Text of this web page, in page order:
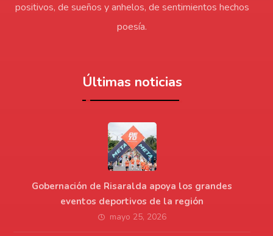
positivos, de sueños y anhelos, de sentimientos hechos
poesía.
Últimas noticias
Gobernación de Risaralda apoya los grandes
eventos deportivos de la región
mayo 25, 2026